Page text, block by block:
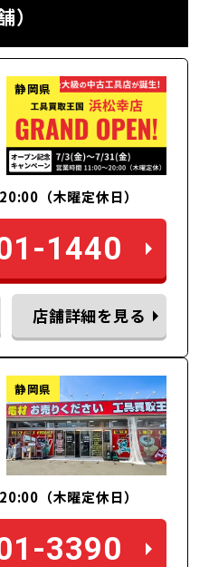
静岡県
（木曜定休日）
1440
店舗詳細を見る
静岡県
（木曜定休日）
3390